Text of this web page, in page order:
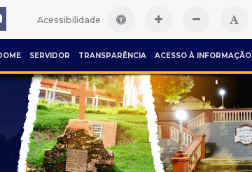
Acessibilidade
SERVIDOR TRANSPARÊNCIA ACESSO À INFORMAÇÃO